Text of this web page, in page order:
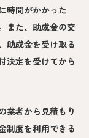
時間がかかった
また、助成金の交
助成金を受け取る
決定を受けてから
業者から見積もり
制度を利用できる